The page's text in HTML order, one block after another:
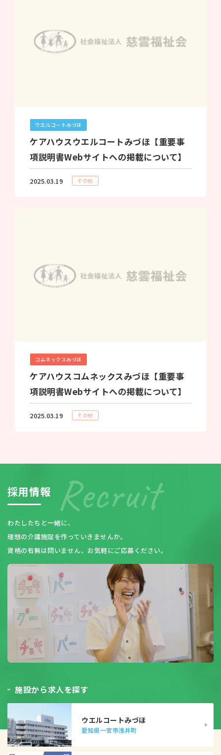
ウエルコートみづほ
ケアハウスウエルコートみづほ【重要事
項説明書Webサイトへの掲載について】
2025.03.19 その他
コムネックスみづほ
ケアハウスコムネックスみづほ【重要事
項説明書Webサイトへの掲載について】
2025.03.19 その他
採用情報
わたしたちと一緒に、
理想の介護施設を作っていきませんか。
資格の有無は問いません、お気軽にご応募ください。
施設から求人を探す
ウエルコートみづほ
愛知県一宮市浅井町